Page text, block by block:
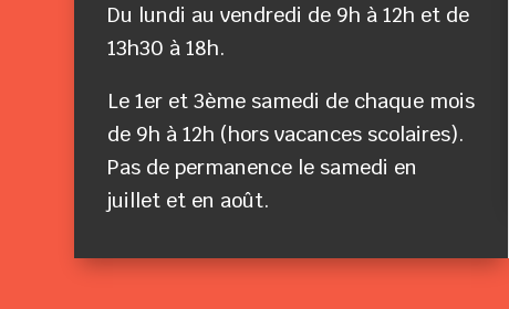
Du lundi au vendredi de 9h à 12h et de
13h30 à 18h.
Le 1er et 3ème samedi de chaque mois
de 9h à 12h (hors vacances scolaires).
Pas de permanence le samedi en
juillet et en août.